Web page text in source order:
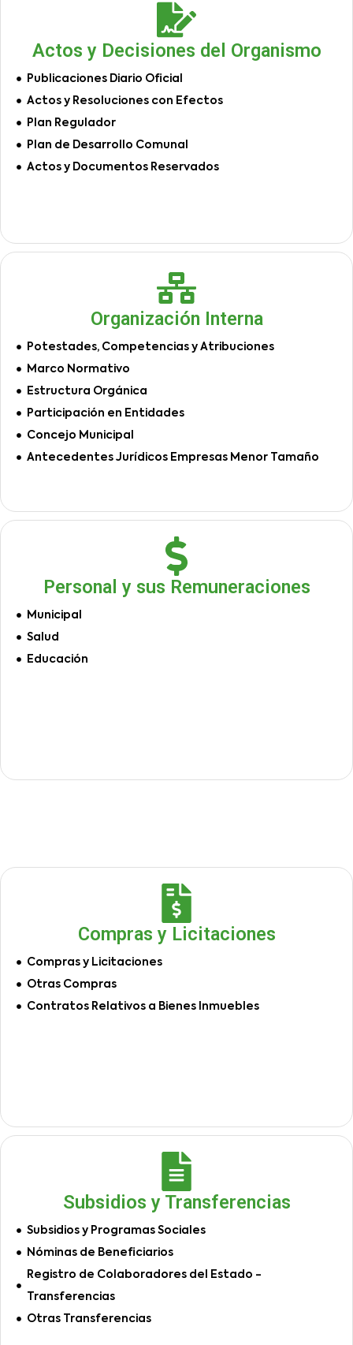
Actos y Decisiones del Organismo
Publicaciones Diario Oficial
Actos y Resoluciones con Efectos
Plan Regulador
Plan de Desarrollo Comunal
Actos y Documentos Reservados
Organización Interna
Potestades, Competencias y Atribuciones
Marco Normativo
Estructura Orgánica
Participación en Entidades
Concejo Municipal
Antecedentes Jurídicos Empresas Menor Tamaño
Personal y sus Remuneraciones
Municipal
Salud
Educación
Compras y Licitaciones
Compras y Licitaciones
Otras Compras
Contratos Relativos a Bienes Inmuebles
Subsidios y Transferencias
Subsidios y Programas Sociales
Nóminas de Beneficiarios
Registro de Colaboradores del Estado -
Transferencias
Otras Transferencias